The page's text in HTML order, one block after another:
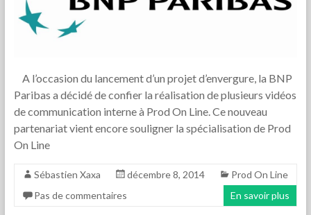
A l’occasion du lancement d’un projet d’envergure, la BNP
Paribas a décidé de confier la réalisation de plusieurs vidéos
de communication interne à Prod On Line. Ce nouveau
partenariat vient encore souligner la spécialisation de Prod
On Line
Sébastien Xaxa décembre 8, 2014
Prod On Line
Pas de commentaires
En savoir plus